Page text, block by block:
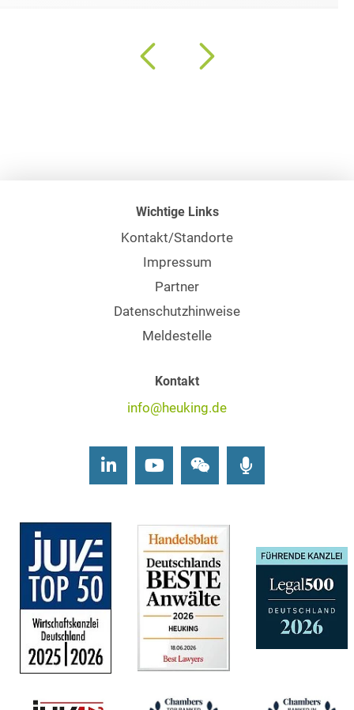
Wichtige Links
Kontakt/Standorte
Impressum
Partner
Datenschutzhinweise
Meldestelle
Kontakt
info@heuking.de
LinkedInYoutubeWechat